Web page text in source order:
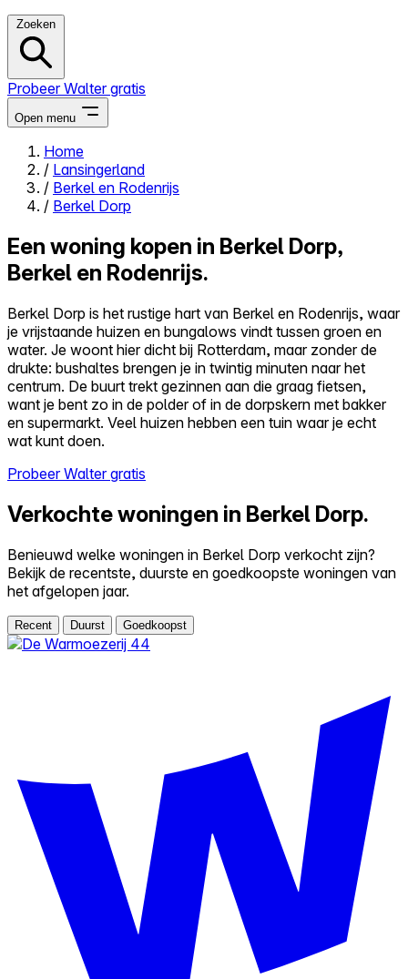
Zoeken
Probeer Walter gratis
Open menu
Close menu
Zelf kopen
Reviews
Prijzen
Log in
Probeer Walter gratis
Home
/ Lansingerland
/ Berkel en Rodenrijs
/ Berkel Dorp
Een woning kopen in Berkel Dorp,
Berkel en Rodenrijs.
Berkel Dorp is het rustige hart van Berkel en Rodenrijs, waar
je vrijstaande huizen en bungalows vindt tussen groen en
water. Je woont hier dicht bij Rotterdam, maar zonder de
drukte: bushaltes brengen je in twintig minuten naar het
centrum. De buurt trekt gezinnen aan die graag fietsen,
want je bent zo in de polder of in de dorpskern met bakker
en supermarkt. Veel huizen hebben een tuin waar je echt
wat kunt doen.
Probeer Walter gratis
Verkochte woningen in Berkel Dorp.
Benieuwd welke woningen in Berkel Dorp verkocht zijn?
Bekijk de recentste, duurste en goedkoopste woningen van
het afgelopen jaar.
Recent Duurst Goedkoopst